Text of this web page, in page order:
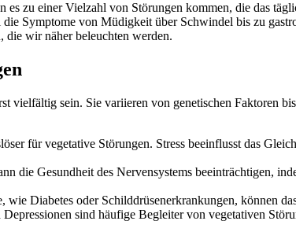
es zu einer Vielzahl von Störungen kommen, die das
Symptome von Müdigkeit über Schwindel bis zu
die wir näher beleuchten werden.
vielfältig sein. Sie variieren von genetischen Faktoren
für vegetative Störungen. Stress beeinflusst das
die Gesundheit des Nervensystems beeinträchtigen,
wie Diabetes oder Schilddrüsenerkrankungen, können
Depressionen sind häufige Begleiter von vegetativen